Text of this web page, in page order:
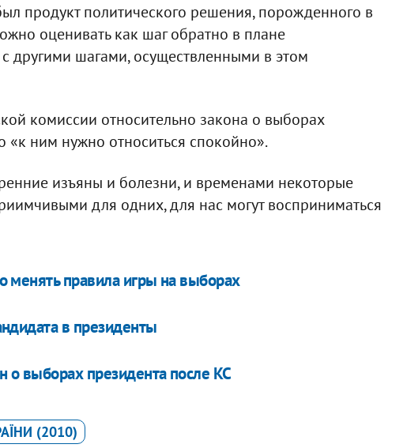
продукт политического решения, порожденного в
оценивать как шаг обратно в плане
другими шагами, осуществленными в этом
комиссии относительно закона о выборах
«к ним нужно относиться спокойно».
изъяны и болезни, и временами некоторые
для одних, для нас могут восприниматься
менять правила игры на выборах
в президенты
о выборах президента после КС
(2010)